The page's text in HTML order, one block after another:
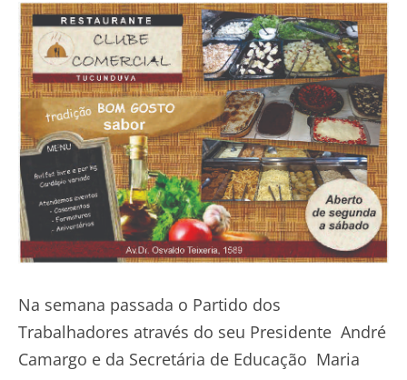
Na semana passada o Partido dos
Trabalhadores através do seu Presidente André
Camargo e da Secretária de Educação Maria